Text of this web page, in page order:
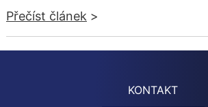
Přečíst článek >
KONTAKT